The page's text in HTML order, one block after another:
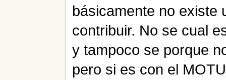
básicamente no existe
contribuir. No se cual
y tampoco se porque
pero si es con el